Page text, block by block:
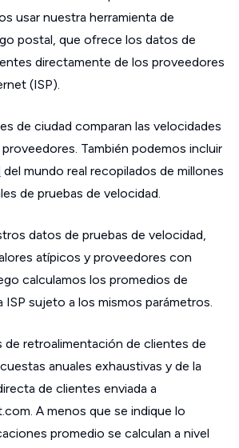
usar nuestra herramienta de
postal, que ofrece los datos de
directamente de los proveedores
(ISP).
de ciudad comparan las velocidades
También podemos incluir
del mundo real recopilados de millones
de pruebas de velocidad.
datos de pruebas de velocidad,
atípicos y proveedores con
calculamos los promedios de
ISP sujeto a los mismos parámetros.
de retroalimentación de clientes de
anuales exhaustivas y de la
de clientes enviada a
A menos que se indique lo
promedio se calculan a nivel